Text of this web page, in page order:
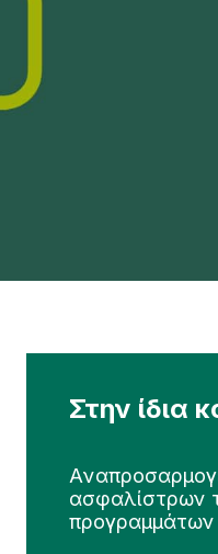
Στην ίδια
ασφαλίστρων
προγραμμάτων